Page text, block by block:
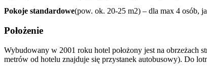
Pokoje standardowe(pow. ok. 20-25 m2) – dla max 4 osób,
Położenie
Wybudowany w 2001 roku hotel położony jest na
metrów od hotelu znajduje się przystanek autobusowy). Do